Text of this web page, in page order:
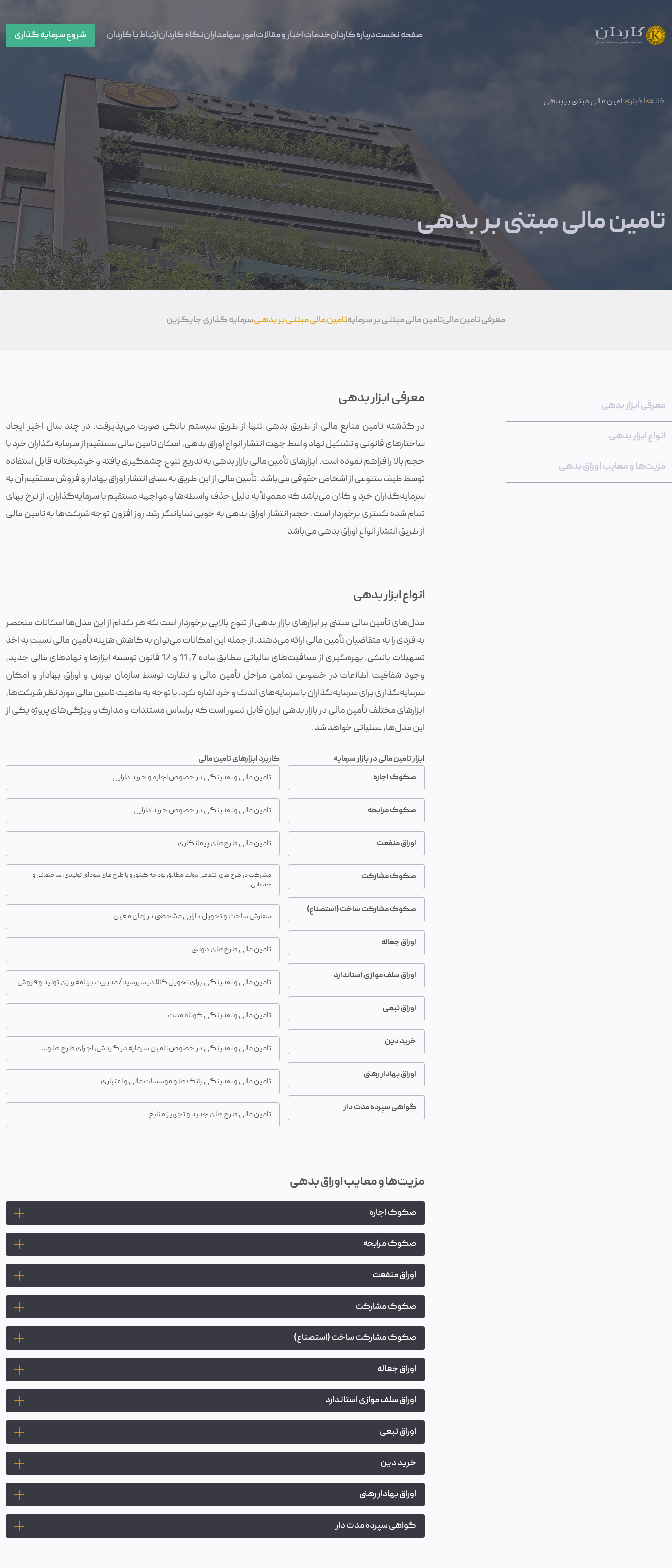
صفحه نخستدرباره کاردانخدماتاخبار و مقالاتامور سهامداراننگاه کاردانارتباط با کاردان شروع سرمایه گذاری
خانه>اخبار>تامین مالی مبتنی بر بدهی
تامین مالی مبتنی بر بدهی
معرفی تامين مالیتامين مالی مبتنـی بر سرمایهتامين مالی مبتنـی بر بدهـیسرمایه گذاری جایگزین
معرفی ابزار بدهی
انواع ابزار بدهی
مزیت‌ها و معایب اوراق بدهی
معرفی ابزار بدهی
در گذشته تامین منابع مالی از طریق بدهی تنها از طریق سیستم بانکی صورت می‌پذیرفت. در چند سال اخیر ایجاد
ساختار‌های قانونی و تشکیل نهاد واسط جهت انتشار انواع اوراق بدهی، امکان تامین مالی مستقیم از سرمایه گذاران خرد با
حجم بالا را فراهم نموده است. ابزارهای تأمین مالی بازار بدهی به تدریج تنوع چشمگیری یافته و خوشبختانه قابل استفاده
توسط طیف متنوعی از اشخاص حقوقی می‌باشد. تأمین مالی از این طریق به معنی انتشار اوراق بهادار و فروش مستقیم آن به
سرمایه‌گذاران خرد و کلان می‌باشد که معمولاً به دلیل حذف واسطه‌ها و مواجهه مستقیم با سرمایه‌گذاران، از نرخ بهای
تمام شده کمتری برخوردار است. حجم انتشار اوراق بدهی به خوبی نمایانگر رشد روز افزون توجه شرکت‌ها به تامین مالی
از طریق انتشار انواع اوراق بدهی می‌باشد
انواع ابزار بدهی
مدل‌های تأمین مالی مبتنی بر ابزارهای بازار بدهی از تنوع بالایی برخوردار است که هر کدام از این مدل‌ها امکانات منحصر
به فردی را به متقاضیان تأمین مالی ارائه می‌دهند. از جمله این امکانات می‌توان به کاهش هزینه تأمین مالی نسبت به اخذ
تسهیلات بانکی، بهره‌گیری از معافیت‌های مالیاتی مطابق ماده 7، 11 و 12 قانون توسعه ابزارها و نهادهای مالی جدید،
وجود شفافیت اطلاعات در خصوص تمامی مراحل تأمین مالی و نظارت توسط سازمان بورس و اوراق بهادار و امکان
سرمایه‌گذاری برای سرمایه‌گذاران با سرمایه‌های اندک و خرد اشاره کرد. با توجه به ماهیت تامین مالی مورد نظر شرکت‌ها،
ابزارهای مختلف تأمین مالی در بازار بدهی ایران قابل تصور است که براساس مستندات و مدارک و ویژگی‌های پروژه یکی از
این مدل‌ها، عملیاتی خواهد شد.
ابزار تامین مالی در بازار سرمایه
صکوک اجاره
صکوک مرابحه
اوراق منفعت
صکوک مشارکت
صکوک مشارکت ساخت (استصناع)
اوراق جعاله
اوراق سلف موازی استاندارد
اوراق تبعی
خرید دین
اوراق بهادار رهنی
گواهی سپرده مدت دار
کاربرد ابزارهای تامین مالی
تامین مالی و نقدینگی در خصوص اجاره و خرید دارایی
تامین مالی و نقدینگی در خصوص خرید دارایی
تامین مالی طرح‌های پیمانکاری
مشارکت در طرح های انتفاعی دولت مطابق بودجه کشور و یا طرح های سودآور تولیدی، ساختمانی و
خدماتی
سفارش ساخت و تحویل دارایی مشخصی در زمان معین
تامین مالی طرح‌های دولتی
تامین مالی و نقدینگی برای تحویل کالا در سررسید/ مدیریت برنامه ریزی تولید و فروش
تامین مالی و نقدینگی کوتاه مدت
تامین مالی و نقدینگی در خصوص تامین سرمایه در گردش، اجرای طرح ها و...
تامین مالی و نقدینگی بانک ها و موسسات مالی و اعتباری
تامین مالی طرح های جدید و تجهیز منابع
مزیت‌ها و معایب اوراق بدهی
صکوک اجاره
صکوک مرابحه
اوراق منفعت
صکوک مشارکت
صکوک مشارکت ساخت (استصناع)
اوراق جعاله
اوراق سلف موازی استاندارد
اوراق تبعی
خرید دین
اوراق بهادار رهنی
گواهی سپرده مدت دار